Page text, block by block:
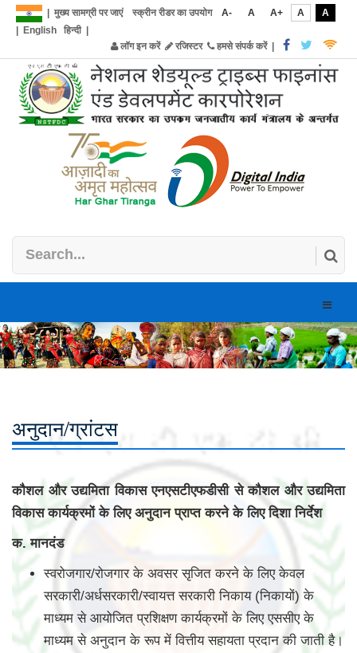
मुख्य सामग्री पर जाएं स्क्रीन रीडर का उपयोग A- A A+ A
A
English हिन्दी|
लॉग इन करें
रजिस्टर हमसे संपर्क करें|
Toggle
अनुदान/ग्रांटस
कौशल और उद्यमिता विकास एनएसटीएफडीसी से कौशल और उद्यमिता
विकास कार्यक्रमों के लिए अनुदान प्राप्त करने के लिए दिशा निर्देश
क. मानदंड
स्वरोजगार/रोजगार के अवसर सृजित करने के लिए केवल
सरकारी/अर्धसरकारी/स्वायत्त सरकारी निकाय (निकायों) के
माध्यम से आयोजित प्रशिक्षण कार्यक्रमों के लिए एससीए के
माध्यम से अनुदान के रूप में वित्तीय सहायता प्रदान की जाती है।